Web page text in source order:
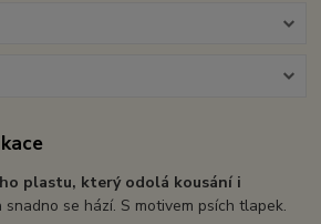
plastu, který odolá kousání i
se hází. S motivem psích tlapek.